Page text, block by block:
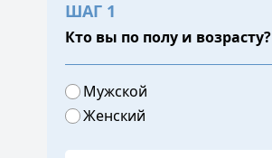
ШАГ 1
Кто вы по полу и возрасту?
Мужской
Женский